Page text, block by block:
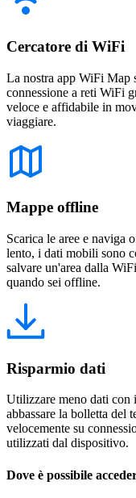
Cercatore di WiFi
La nostra app WiFi Map
connessione a reti WiFi
veloce e affidabile in
viaggiare.
Mappe offline
Scarica le aree e naviga
lento, i dati mobili sono
salvare un'area dalla
quando sei offline.
Risparmio dati
Utilizzare meno dati
abbassare la bolletta del
velocemente su
utilizzati dal dispositivo.
Dove è possibile